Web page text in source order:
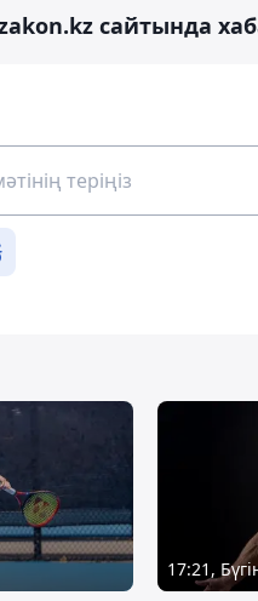
сайтында
17:21,